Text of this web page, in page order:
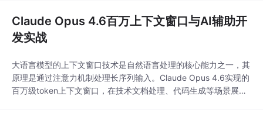
客服、律所知识推理、工业设备诊断等垂直场景中，它已实现
从‘关键词匹配’到‘跨文档语义缝合’
Claude Opus 4.6百万上下文窗口与AI辅助开
发实战
大语言模型的上下文窗口技术是自然语言处理的核心能力之一，其
原理是通过注意力机制处理长序列输入。Claude Opus 4.6实现的
百万级token上下文窗口，在技术文档处理、代码生成等场景展现